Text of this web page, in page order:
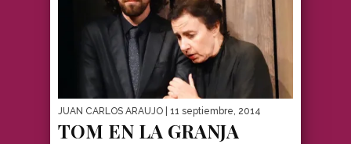
JUAN CARLOS ARAUJO | 11 septiembre, 2014
TOM EN LA GRANJA